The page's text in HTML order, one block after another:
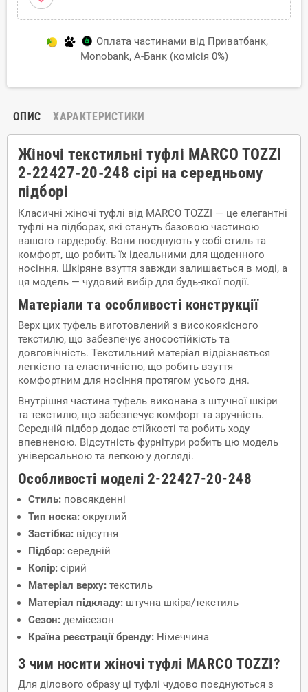
Оплата частинами від Приватбанк,
Monobank, А-Банк (комісія 0%)
ОПИС ХАРАКТЕРИСТИКИ
Жіночі текстильні туфлі MARCO TOZZI
2-22427-20-248 сірі на середньому
підборі
Класичні жіночі туфлі від MARCO TOZZI — це елегантні
туфлі на підборах, які стануть базовою частиною
вашого гардеробу. Вони поєднують у собі стиль та
комфорт, що робить їх ідеальними для щоденного
носіння. Шкіряне взуття завжди залишається в моді, а
ця модель — чудовий вибір для будь-якої події.
Матеріали та особливості конструкції
Верх цих туфель виготовлений з високоякісного
текстилю, що забезпечує зносостійкість та
довговічність. Текстильний матеріал відрізняється
легкістю та еластичністю, що робить взуття
комфортним для носіння протягом усього дня.
Внутрішня частина туфель виконана з штучної шкіри
та текстилю, що забезпечує комфорт та зручність.
Середній підбор додає стійкості та робить ходу
впевненою. Відсутність фурнітури робить цю модель
універсальною та легкою у догляді.
Особливості моделі 2-22427-20-248
Стиль: повсякденні
Тип носка: округлий
Застібка: відсутня
Підбор: середній
Колір: сірий
Матеріал верху: текстиль
Матеріал підкладу: штучна шкіра/текстиль
Сезон: демісезон
Країна реєстрації бренду: Німеччина
З чим носити жіночі туфлі MARCO TOZZI?
Для ділового образу ці туфлі чудово поєднуються з